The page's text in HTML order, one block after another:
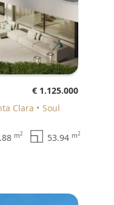
€ 1.125.000
Clara
Soul
m2 53.94 m2